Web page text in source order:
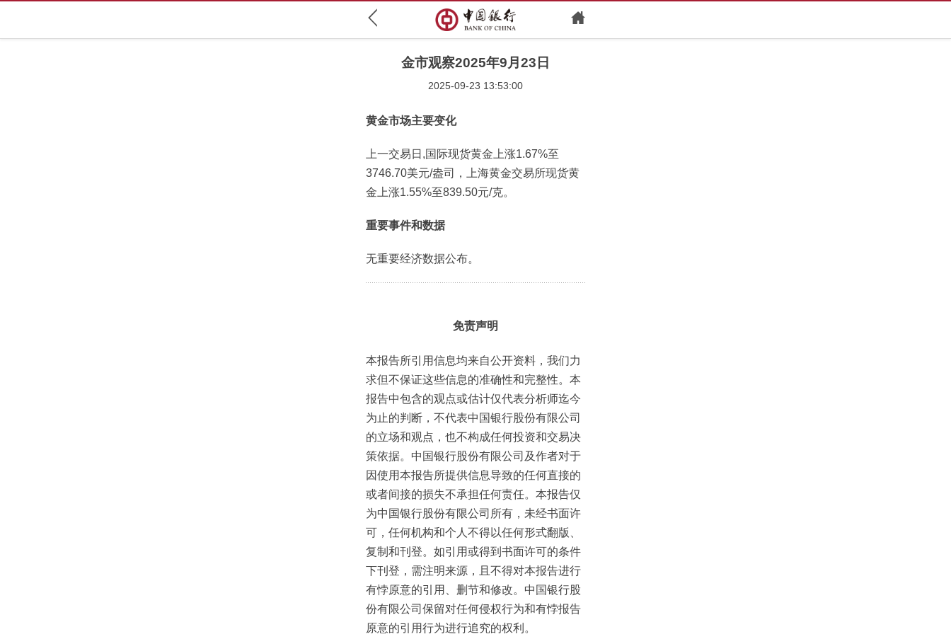
金市观察2025年9月23日
2025-09-23 13:53:00
黄金市场主要变化
上一交易日,国际现货黄金上涨1.67%至
3746.70美元/盎司，上海黄金交易所现货黄
金上涨1.55%至839.50元/克。
重要事件和数据
无重要经济数据公布。
免责声明
本报告所引用信息均来自公开资料，我们力
求但不保证这些信息的准确性和完整性。本
报告中包含的观点或估计仅代表分析师迄今
为止的判断，不代表中国银行股份有限公司
的立场和观点，也不构成任何投资和交易决
策依据。中国银行股份有限公司及作者对于
因使用本报告所提供信息导致的任何直接的
或者间接的损失不承担任何责任。本报告仅
为中国银行股份有限公司所有，未经书面许
可，任何机构和个人不得以任何形式翻版、
复制和刊登。如引用或得到书面许可的条件
下刊登，需注明来源，且不得对本报告进行
有悖原意的引用、删节和修改。中国银行股
份有限公司保留对任何侵权行为和有悖报告
原意的引用行为进行追究的权利。